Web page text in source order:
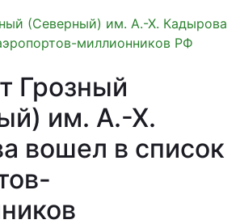
Грозный
им. А.-Х.
вошел в список